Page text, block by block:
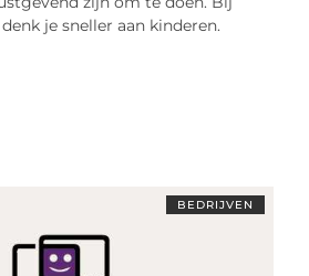
je sneller aan kinderen.
BEDRIJVEN